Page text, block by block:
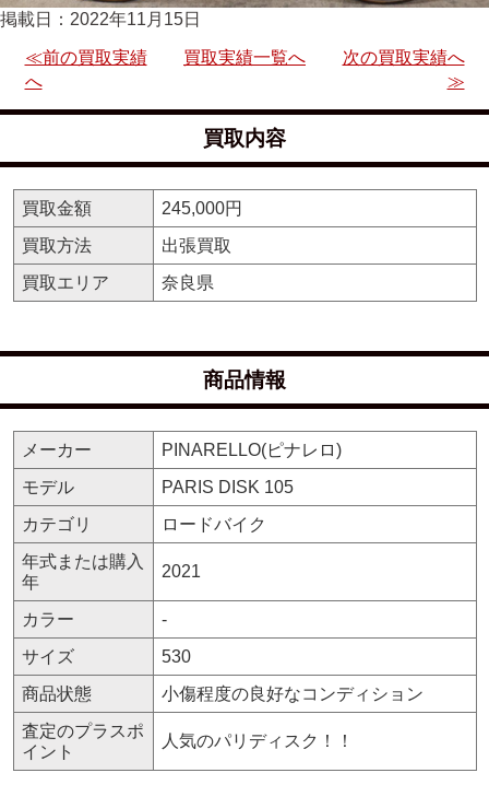
掲載日：2022年11月15日
≪前の買取実績
へ
買取実績一覧へ
次の買取実績へ
≫
買取内容
買取金額
245,000円
買取方法
出張買取
買取エリア
奈良県
商品情報
メーカー
PINARELLO(ピナレロ)
モデル
PARIS DISK 105
カテゴリ
ロードバイク
年式または購入
年
2021
カラー
-
サイズ
530
商品状態
小傷程度の良好なコンディション
査定のプラスポ
イント
人気のパリディスク！！